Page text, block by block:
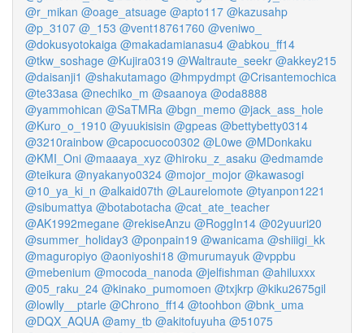
@r_mikan @oage_atsuage @apto117 @kazusahp
@p_3107 @_153 @vent18761760 @veniwo_
@dokusyotokaiga @makadamianasu4 @abkou_ff14
@tkw_soshage @Kujira0319 @Waltraute_seekr @akkey215
@daisanji1 @shakutamago @hmpydmpt @Crisantemochica
@te33asa @nechiko_m @saanoya @oda8888
@yammohican @SaTMRa @bgn_memo @jack_ass_hole
@Kuro_o_1910 @yuukisisin @gpeas @bettybetty0314
@3210rainbow @capocuoco0302 @L0we @MDonkaku
@KMI_Oni @maaaya_xyz @hiroku_z_asaku @edmamde
@teikura @nyakanyo0324 @mojor_mojor @kawasogi
@10_ya_ki_n @alkaid07th @Laurelomote @tyanpon1221
@sibumattya @botabotacha @cat_ate_teacher
@AK1992megane @rekiseAnzu @RoggIn14 @02yuuri20
@summer_holiday3 @ponpain19 @wanicama @shiiigi_kk
@maguropiyo @aoniyoshi18 @murumayuk @vppbu
@mebenium @mocoda_nanoda @jelfishman @ahiluxxx
@05_raku_24 @kinako_pumomoen @txjkrp @kiku2675gil
@lowlly__ptarle @Chrono_ff14 @toohbon @bnk_uma
@DQX_AQUA @amy_tb @akitofuyuha @51075